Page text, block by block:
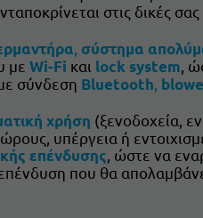
στις δικές
σύστημα
με Wi-Fi και lock system ,
σύνδεση Bluetooth
χρήση (ξενοδοχεία,
υπέργεια ή
επένδυσης, ώστε να
που θα